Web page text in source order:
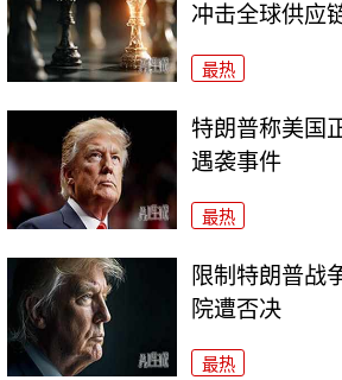
冲击全球供应
最热
特朗普称美国
遇袭事件
最热
限制特朗普战
院遭否决
最热